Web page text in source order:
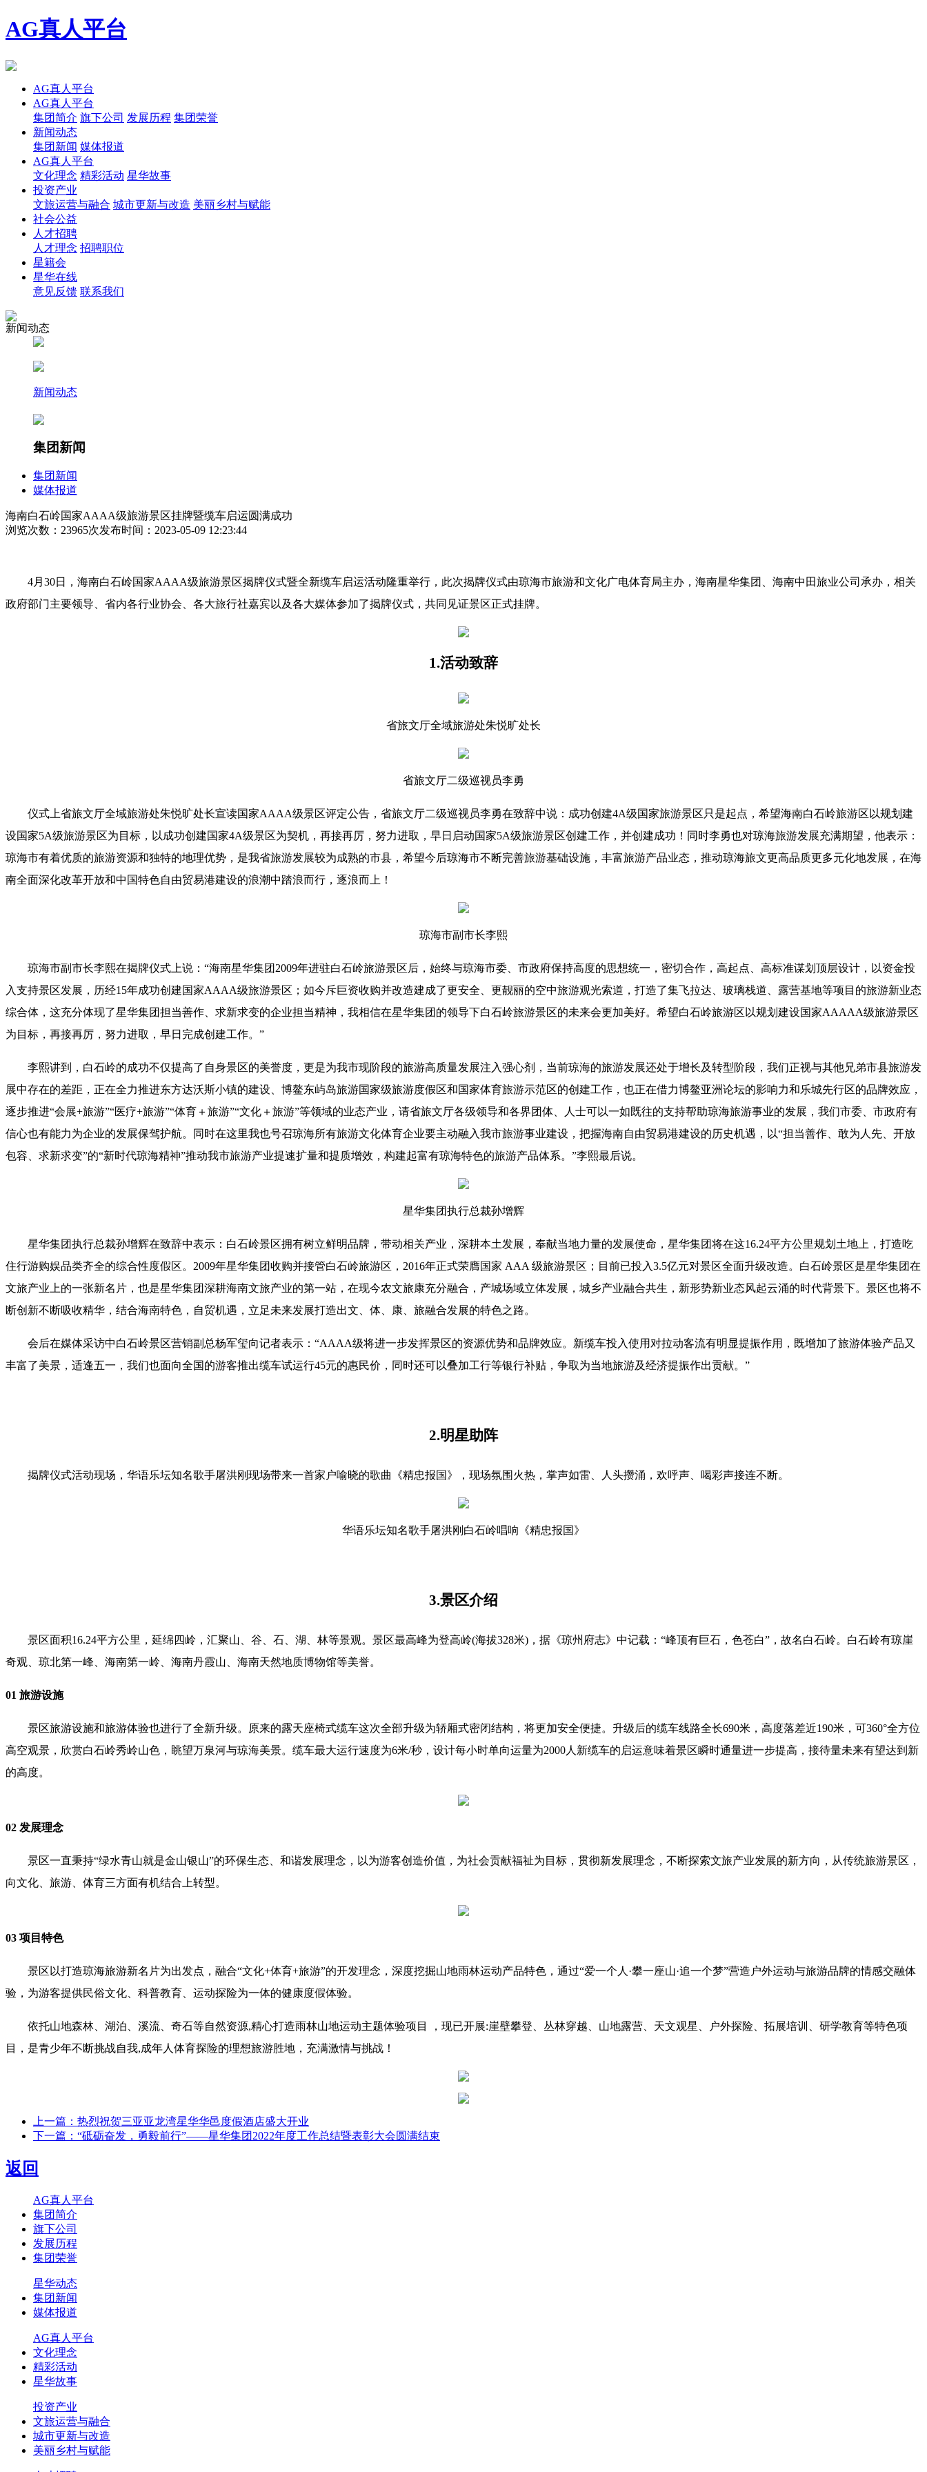
AG真人平台
AG真人平台
AG真人平台
集团简介 旗下公司 发展历程 集团荣誉
新闻动态
集团新闻 媒体报道
AG真人平台
文化理念 精彩活动 星华故事
投资产业
文旅运营与融合 城市更新与改造 美丽乡村与赋能
社会公益
人才招聘
人才理念 招聘职位
星籍会
星华在线
意见反馈 联系我们
新闻动态
新闻动态
集团新闻
集团新闻
媒体报道
海南白石岭国家AAAA级旅游景区挂牌暨缆车启运圆满成功
浏览次数：23965次发布时间：2023-05-09 12:23:44
4月30日，海南白石岭国家AAAA级旅游景区揭牌仪式暨全新缆车启运活动隆重举行，此次揭牌仪式由琼海市旅游和文化广电体育局主办，海南星华集团、海南中田旅业公司承办，相关
政府部门主要领导、省内各行业协会、各大旅行社嘉宾以及各大媒体参加了揭牌仪式，共同见证景区正式挂牌。
1.活动致辞
省旅文厅全域旅游处朱悦旷处长
省旅文厅二级巡视员李勇
仪式上省旅文厅全域旅游处朱悦旷处长宣读国家AAAA级景区评定公告，省旅文厅二级巡视员李勇在致辞中说：成功创建4A级国家旅游景区只是起点，希望海南白石岭旅游区以规划建
设国家5A级旅游景区为目标，以成功创建国家4A级景区为契机，再接再厉，努力进取，早日启动国家5A级旅游景区创建工作，并创建成功！同时李勇也对琼海旅游发展充满期望，他表示：
琼海市有着优质的旅游资源和独特的地理优势，是我省旅游发展较为成熟的市县，希望今后琼海市不断完善旅游基础设施，丰富旅游产品业态，推动琼海旅文更高品质更多元化地发展，在海
南全面深化改革开放和中国特色自由贸易港建设的浪潮中踏浪而行，逐浪而上！
琼海市副市长李熙
琼海市副市长李熙在揭牌仪式上说：“海南星华集团2009年进驻白石岭旅游景区后，始终与琼海市委、市政府保持高度的思想统一，密切合作，高起点、高标准谋划顶层设计，以资金投
入支持景区发展，历经15年成功创建国家AAAA级旅游景区；如今斥巨资收购并改造建成了更安全、更靓丽的空中旅游观光索道，打造了集飞拉达、玻璃栈道、露营基地等项目的旅游新业态
综合体，这充分体现了星华集团担当善作、求新求变的企业担当精神，我相信在星华集团的领导下白石岭旅游景区的未来会更加美好。希望白石岭旅游区以规划建设国家AAAAA级旅游景区
为目标，再接再厉，努力进取，早日完成创建工作。”
李熙讲到，白石岭的成功不仅提高了自身景区的美誉度，更是为我市现阶段的旅游高质量发展注入强心剂，当前琼海的旅游发展还处于增长及转型阶段，我们正视与其他兄弟市县旅游发
展中存在的差距，正在全力推进东方达沃斯小镇的建设、博鳌东屿岛旅游国家级旅游度假区和国家体育旅游示范区的创建工作，也正在借力博鳌亚洲论坛的影响力和乐城先行区的品牌效应，
逐步推进“会展+旅游”“医疗+旅游”“体育＋旅游”“文化＋旅游”等领域的业态产业，请省旅文厅各级领导和各界团体、人士可以一如既往的支持帮助琼海旅游事业的发展，我们市委、市政府有
信心也有能力为企业的发展保驾护航。同时在这里我也号召琼海所有旅游文化体育企业要主动融入我市旅游事业建设，把握海南自由贸易港建设的历史机遇，以“担当善作、敢为人先、开放
包容、求新求变”的“新时代琼海精神”推动我市旅游产业提速扩量和提质增效，构建起富有琼海特色的旅游产品体系。”李熙最后说。
星华集团执行总裁孙增辉
星华集团执行总裁孙增辉在致辞中表示：白石岭景区拥有树立鲜明品牌，带动相关产业，深耕本土发展，奉献当地力量的发展使命，星华集团将在这16.24平方公里规划土地上，打造吃
住行游购娱品类齐全的综合性度假区。2009年星华集团收购并接管白石岭旅游区，2016年正式荣膺国家 AAA 级旅游景区；目前已投入3.5亿元对景区全面升级改造。白石岭景区是星华集团在
文旅产业上的一张新名片，也是星华集团深耕海南文旅产业的第一站，在现今农文旅康充分融合，产城场域立体发展，城乡产业融合共生，新形势新业态风起云涌的时代背景下。景区也将不
断创新不断吸收精华，结合海南特色，自贸机遇，立足未来发展打造出文、体、康、旅融合发展的特色之路。
会后在媒体采访中白石岭景区营销副总杨军玺向记者表示：“AAAA级将进一步发挥景区的资源优势和品牌效应。新缆车投入使用对拉动客流有明显提振作用，既增加了旅游体验产品又
丰富了美景，适逢五一，我们也面向全国的游客推出缆车试运行45元的惠民价，同时还可以叠加工行等银行补贴，争取为当地旅游及经济提振作出贡献。”
2.明星助阵
揭牌仪式活动现场，华语乐坛知名歌手屠洪刚现场带来一首家户喻晓的歌曲《精忠报国》，现场氛围火热，掌声如雷、人头攒涌，欢呼声、喝彩声接连不断。
华语乐坛知名歌手屠洪刚白石岭唱响《精忠报国》
3.景区介绍
景区面积16.24平方公里，延绵四岭，汇聚山、谷、石、湖、林等景观。景区最高峰为登高岭(海拔328米)，据《琼州府志》中记载：“峰顶有巨石，色苍白”，故名白石岭。白石岭有琼崖
奇观、琼北第一峰、海南第一岭、海南丹霞山、海南天然地质博物馆等美誉。
01 旅游设施
景区旅游设施和旅游体验也进行了全新升级。原来的露天座椅式缆车这次全部升级为轿厢式密闭结构，将更加安全便捷。升级后的缆车线路全长690米，高度落差近190米，可360°全方位
高空观景，欣赏白石岭秀岭山色，眺望万泉河与琼海美景。缆车最大运行速度为6米/秒，设计每小时单向运量为2000人新缆车的启运意味着景区瞬时通量进一步提高，接待量未来有望达到新
的高度。
02 发展理念
景区一直秉持“绿水青山就是金山银山”的环保生态、和谐发展理念，以为游客创造价值，为社会贡献福祉为目标，贯彻新发展理念，不断探索文旅产业发展的新方向，从传统旅游景区，
向文化、旅游、体育三方面有机结合上转型。
03 项目特色
景区以打造琼海旅游新名片为出发点，融合“文化+体育+旅游”的开发理念，深度挖掘山地雨林运动产品特色，通过“爱一个人·攀一座山·追一个梦”营造户外运动与旅游品牌的情感交融体
验，为游客提供民俗文化、科普教育、运动探险为一体的健康度假体验。
依托山地森林、湖泊、溪流、奇石等自然资源,精心打造雨林山地运动主题体验项目 ，现已开展:崖壁攀登、丛林穿越、山地露营、天文观星、户外探险、拓展培训、研学教育等特色项
目，是青少年不断挑战自我,成年人体育探险的理想旅游胜地，充满激情与挑战！
上一篇：热烈祝贺三亚亚龙湾星华华邑度假酒店盛大开业
下一篇：“砥砺奋发，勇毅前行”——星华集团2022年度工作总结暨表彰大会圆满结束
返回
AG真人平台
集团简介
旗下公司
发展历程
集团荣誉
星华动态
集团新闻
媒体报道
AG真人平台
文化理念
精彩活动
星华故事
投资产业
文旅运营与融合
城市更新与改造
美丽乡村与赋能